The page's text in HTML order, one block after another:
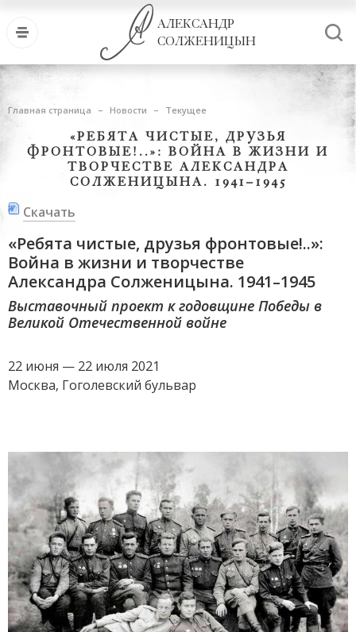
АЛЕКСАНДР
СОЛЖЕНИЦЫН
Главная страница Новости Текущее
«РЕБЯТА ЧИСТЫЕ, ДРУЗЬЯ
ФРОНТОВЫЕ!..»: ВОЙНА В ЖИЗНИ И
ТВОРЧЕСТВЕ АЛЕКСАНДРА
СОЛЖЕНИЦЫНА. 1941–1945
Скачать
«Ребята чистые, друзья фронтовые!..»:
Война в жизни и творчестве
Александра Солженицына. 1941–1945
Выставочный проект к годовщине Победы в
Великой Отечественной войне
22 июня — 22 июля 2021
Москва, Гоголевский бульвар